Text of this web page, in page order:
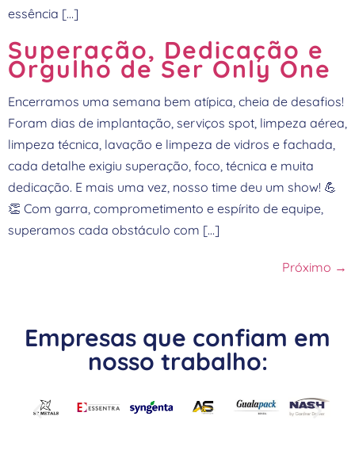
essência […]
Superação, Dedicação e
Orgulho de Ser Only One
Encerramos uma semana bem atípica, cheia de desafios!
Foram dias de implantação, serviços spot, limpeza aérea,
limpeza técnica, lavação e limpeza de vidros e fachada,
cada detalhe exigiu superação, foco, técnica e muita
dedicação. E mais uma vez, nosso time deu um show! 💪
👏 Com garra, comprometimento e espírito de equipe,
superamos cada obstáculo com […]
Próximo →
Empresas que confiam em
nosso trabalho: